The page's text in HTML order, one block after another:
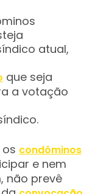
atual,
que seja
a votação
condôminos
e nem
não prevê